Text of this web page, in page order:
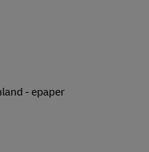
- epaper